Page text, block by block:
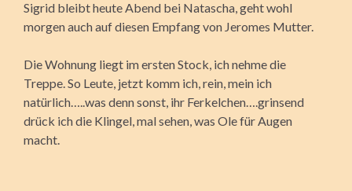
Sigrid bleibt heute Abend bei Natascha, geht wohl
morgen auch auf diesen Empfang von Jeromes Mutter.
Die Wohnung liegt im ersten Stock, ich nehme die
Treppe. So Leute, jetzt komm ich, rein, mein ich
natürlich…..was denn sonst, ihr Ferkelchen….grinsend
drück ich die Klingel, mal sehen, was Ole für Augen
macht.